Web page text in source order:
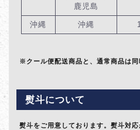
鹿児島
沖縄 沖縄
※クール便配送商品と、通常商品は同
熨斗について
熨斗をご用意しております。熨斗対